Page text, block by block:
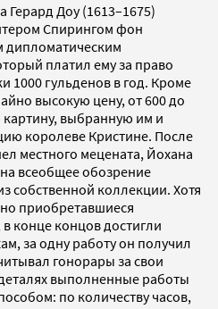
Доу (1613–1675)
Спирингом фон
платил ему за право
1000 гульденов в год. Кроме
высокую цену, от 600 до
картину, выбранную им и
королеве Кристине. После
местного мецената, Йохана
всеобщее обозрение
собственной коллекции. Хотя
приобретавшиеся
конце концов достигли
за одну работу он получил
гонорары за свои
выполненные работы
по количеству часов,